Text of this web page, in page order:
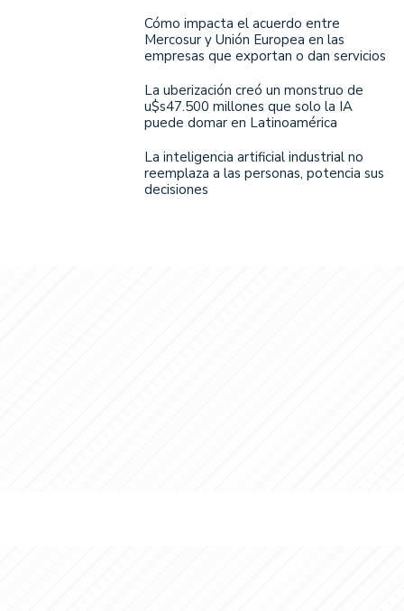
Cómo impacta el acuerdo entre
Mercosur y Unión Europea en las
empresas que exportan o dan servicios
La uberización creó un monstruo de
u$s47.500 millones que solo la IA
puede domar en Latinoamérica
La inteligencia artificial industrial no
reemplaza a las personas, potencia sus
decisiones